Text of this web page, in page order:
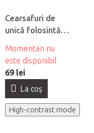
Cearsafuri de
unică folosintă
netesut pentru
pernă Fabulo, 50
buc
Momentan nu
este disponibil
69 lei
La coş
High-contrast mode